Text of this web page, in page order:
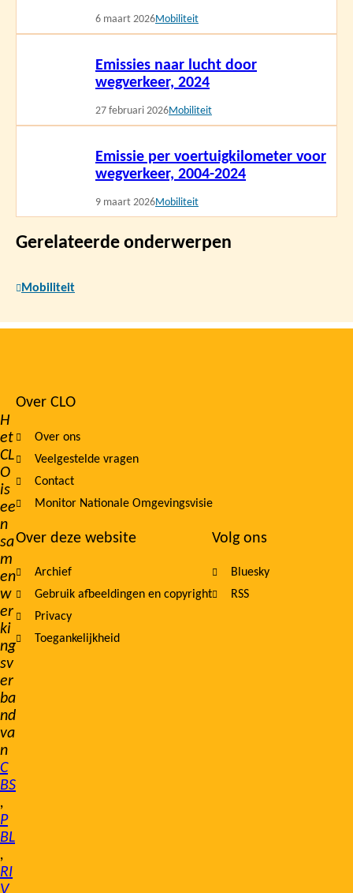
6 maart 2026Mobiliteit
Emissies naar lucht door
wegverkeer, 2024
27 februari 2026Mobiliteit
Emissie per voertuigkilometer voor
wegverkeer, 2004-2024
9 maart 2026Mobiliteit
Gerelateerde onderwerpen
Mobiliteit
H
et
CL
O
is
ee
n
sa
m
en
w
er
ki
ng
sv
er
ba
nd
va
n
C
BS
,
P
BL
,
RI
Footer
navigation
Over CLO
Over ons
Veelgestelde vragen
Contact
Monitor Nationale Omgevingsvisie
Over deze website
Archief
Gebruik afbeeldingen en copyright
Privacy
Toegankelijkheid
Volg ons
Bluesky
RSS